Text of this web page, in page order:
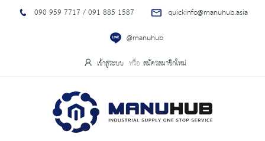
090 959 7717 / 091 885 1587
quickinfo@manuhub.asia
@manuhub
เข้าสู่ระบบ สมัครสมาชิกใหม่